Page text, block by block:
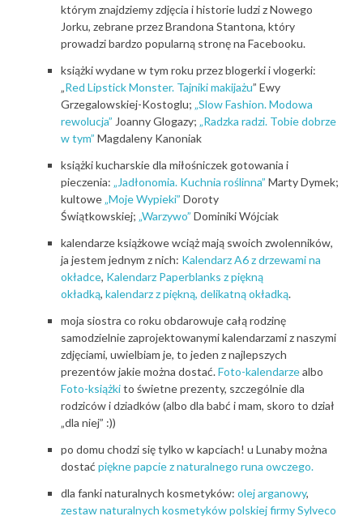
którym znajdziemy zdjęcia i historie ludzi z Nowego
Jorku, zebrane przez Brandona Stantona, który
prowadzi bardzo popularną stronę na Facebooku.
książki wydane w tym roku przez blogerki i vlogerki:
„Red Lipstick Monster. Tajniki makijażu” Ewy
Grzegalowskiej-Kostoglu; „Slow Fashion. Modowa
rewolucja” Joanny Glogazy; „Radzka radzi. Tobie dobrze
w tym” Magdaleny Kanoniak
książki kucharskie dla miłośniczek gotowania i
pieczenia: „Jadłonomia. Kuchnia roślinna” Marty Dymek;
kultowe „Moje Wypieki” Doroty
Świątkowskiej; „Warzywo” Dominiki Wójciak
kalendarze książkowe wciąż mają swoich zwolenników,
ja jestem jednym z nich: Kalendarz A6 z drzewami na
okładce, Kalendarz Paperblanks z piękną
okładką, kalendarz z piękną, delikatną okładką.
moja siostra co roku obdarowuje całą rodzinę
samodzielnie zaprojektowanymi kalendarzami z naszymi
zdjęciami, uwielbiam je, to jeden z najlepszych
prezentów jakie można dostać.Foto-kalendarzealbo
Foto-książkito świetne prezenty, szczególnie dla
rodziców i dziadków (albo dla babć i mam, skoro to dział
„dla niej” :))
po domu chodzi się tylko w kapciach! u Lunaby można
dostać piękne papcie z naturalnego runa owczego.
dla fanki naturalnych kosmetyków: olej arganowy,
zestaw naturalnych kosmetyków polskiej firmy Sylveco